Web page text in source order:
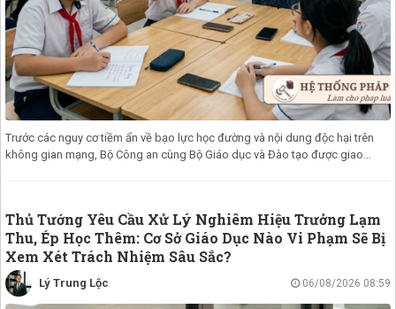
Trước các nguy cơ tiềm ẩn về bạo lực học đường và nội dung độc hại trên
không gian mạng, Bộ Công an cùng Bộ Giáo dục và Đào tạo được giao
Thủ Tướng Yêu Cầu Xử Lý Nghiêm Hiệu Trưởng Lạm
Thu, Ép Học Thêm: Cơ Sở Giáo Dục Nào Vi Phạm Sẽ Bị
Xem Xét Trách Nhiệm Sâu Sắc?
Lý Trung Lộc 06/08/2026 08:59